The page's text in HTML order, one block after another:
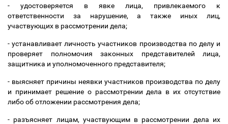
- удостоверяется в явке лица, привлекаемого к
ответственности за нарушение, а также иных лиц,
участвующих в рассмотрении дела;
- устанавливает личность участников производства по делу и
проверяет полномочия законных представителей лица,
защитника и уполномоченного представителя;
- выясняет причины неявки участников производства по делу
и принимает решение о рассмотрении дела в их отсутствие
либо об отложении рассмотрения дела;
- разъясняет лицам, участвующим в рассмотрении дела их